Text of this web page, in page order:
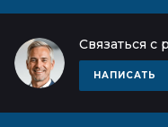
Связаться с
НАПИСАТЬ